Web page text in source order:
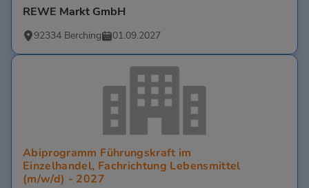
REWE Markt GmbH
92334 Berching 01.09.2027
Abiprogramm Führungskraft im
Einzelhandel, Fachrichtung Lebensmittel
(m/w/d) - 2027